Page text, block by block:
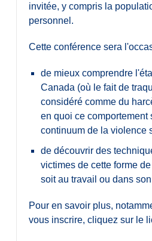
invitée, y compris la
personnel.
Cette conférence sera
de mieux comprendre
Canada (où le fait de
considéré comme du
en quoi ce comportement
continuum de la violence
de découvrir des
victimes de cette forme
soit au travail ou dans
Pour en savoir plus,
vous inscrire, cliquez sur le